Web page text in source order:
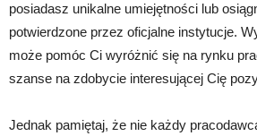
posiadasz unikalne umiejętności lub
potwierdzone przez oficjalne instytucje.
może pomóc Ci wyróżnić się na rynku
szanse na zdobycie interesującej Cię
Jednak pamiętaj, że nie każdy